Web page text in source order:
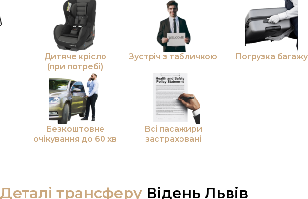
Дитяче крісло
(при потребі)
Зустріч з табличкою Погрузка багажу
Безкоштовне
очікування до 60 хв
Всі пасажири
застраховані
Деталі трансферу Відень Львів